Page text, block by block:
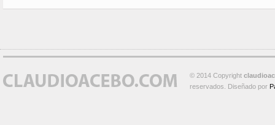
© 2014 Copyright
reservados. Diseñado por